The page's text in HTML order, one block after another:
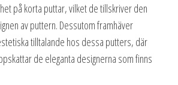
på korta puttar, vilket de tillskriver den
av puttern. Dessutom framhäver
tilltalande hos dessa putters, där
de eleganta designerna som finns